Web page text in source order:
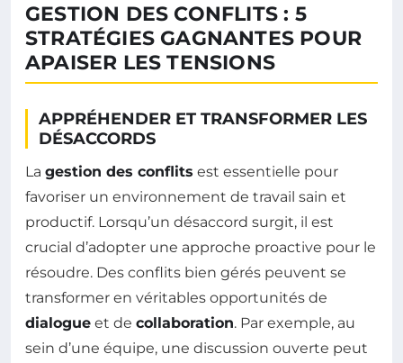
GESTION DES CONFLITS : 5
STRATÉGIES GAGNANTES POUR
APAISER LES TENSIONS
APPRÉHENDER ET TRANSFORMER LES
DÉSACCORDS
La gestion des conflits est essentielle pour
favoriser un environnement de travail sain et
productif. Lorsqu’un désaccord surgit, il est
crucial d’adopter une approche proactive pour le
résoudre. Des conflits bien gérés peuvent se
transformer en véritables opportunités de
dialogue et de collaboration. Par exemple, au
sein d’une équipe, une discussion ouverte peut